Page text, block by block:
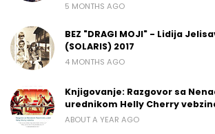
5 MONTHS AGO
BEZ "DRAGI MOJI" - Lidija
(SOLARIS) 2017
4 MONTHS AGO
Knjigovanje: Razgovor sa
urednikom Helly Cherry
ABOUT A YEAR AGO